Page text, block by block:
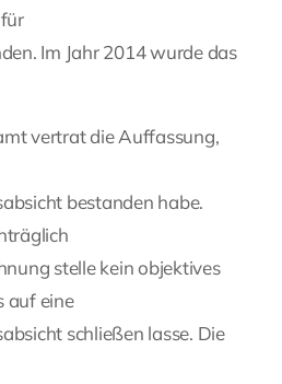
Im Jahr 2014 wurde das
vertrat die Auffassung,
bestanden habe.
stelle kein objektives
auf eine
schließen lasse. Die